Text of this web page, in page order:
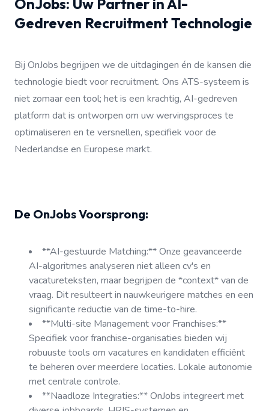
OnJobs: Uw Partner in AI-
Gedreven Recruitment Technologie
Bij OnJobs begrijpen we de uitdagingen én de kansen die
technologie biedt voor recruitment. Ons ATS-systeem is
niet zomaar een tool; het is een krachtig, AI-gedreven
platform dat is ontworpen om uw wervingsproces te
optimaliseren en te versnellen, specifiek voor de
Nederlandse en Europese markt.
De OnJobs Voorsprong:
**AI-gestuurde Matching:** Onze geavanceerde
AI-algoritmes analyseren niet alleen cv's en
vacatureteksten, maar begrijpen de *context* van de
vraag. Dit resulteert in nauwkeurigere matches en een
significante reductie van de time-to-hire.
**Multi-site Management voor Franchises:**
Specifiek voor franchise-organisaties bieden wij
robuuste tools om vacatures en kandidaten efficiënt
te beheren over meerdere locaties. Lokale autonomie
met centrale controle.
**Naadloze Integraties:** OnJobs integreert met